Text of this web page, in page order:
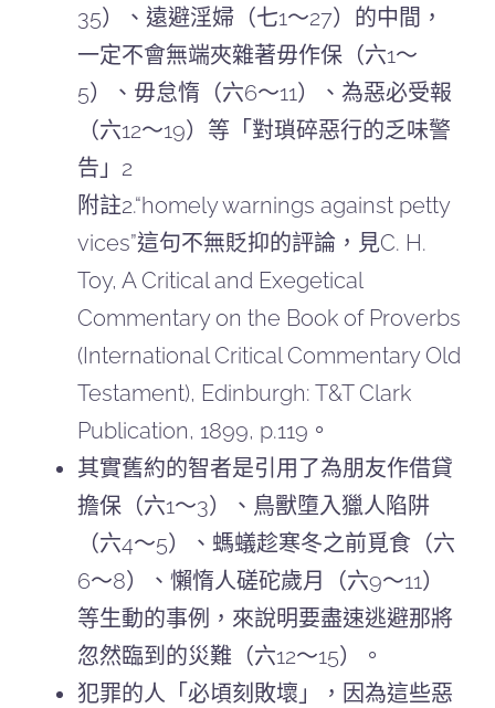
35）、遠避淫婦（七1～27）的中間，
一定不會無端夾雜著毋作保（六1～
5）、毋怠惰（六6～11）、為惡必受報
（六12～19）等「對瑣碎惡行的乏味警
告」2
附註2.“homely warnings against petty
vices”這句不無貶抑的評論，見C. H.
Toy, A Critical and Exegetical
Commentary on the Book of Proverbs
(International Critical Commentary Old
Testament), Edinburgh: T&T Clark
Publication, 1899, p.119。
其實舊約的智者是引用了為朋友作借貸
擔保（六1～3）、鳥獸墮入獵人陷阱
（六4～5）、螞蟻趁寒冬之前覓食（六
6～8）、懶惰人磋砣歲月（六9～11）
等生動的事例，來說明要盡速逃避那將
忽然臨到的災難（六12～15）。
犯罪的人「必頃刻敗壞」，因為這些惡